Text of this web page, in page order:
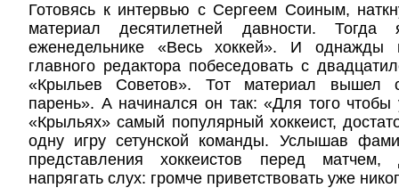
Готовясь к интервью с Сергеем Соиным,
материал десятилетней давности.
еженедельнике «Весь хоккей». И однажды
главного редактора побеседовать с
«Крыльев Советов». Тот материал вышел
парень». А начинался он так: «Для того чтобы
«Крыльях» самый популярный хоккеист,
одну игру сетунской команды. Услышав
представления хоккеистов перед
напрягать слух: громче приветствовать уже